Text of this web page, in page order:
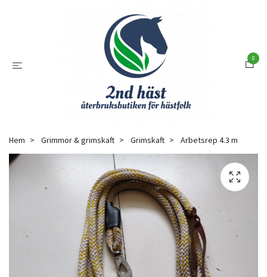
0
Hem Grimmor & grimskaft Grimskaft Arbetsrep 4.3 m